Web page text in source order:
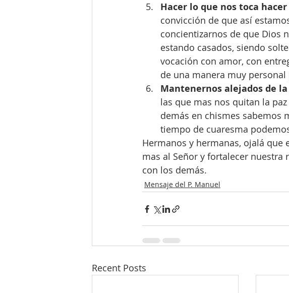
Hacer lo que nos toca
convicción de que así
concientizarnos de que Dios
estando casados, siendo
vocación con amor, con
de una manera muy
Mantenernos alejados de
las que mas nos quitan la
demás en chismes sabemos
tiempo de cuaresma
Hermanos y hermanas, ojalá que
mas al Señor y fortalecer
con los demás.
Mensaje del P. Manuel
Recent Posts